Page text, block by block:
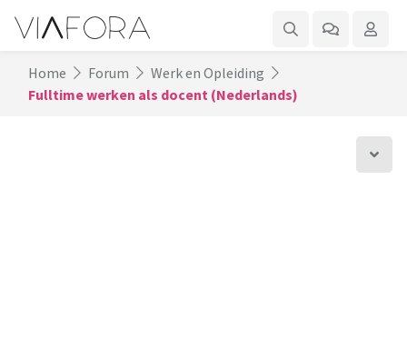
Home Forum
Werk en Opleiding
Fulltime werken als docent (Nederlands)